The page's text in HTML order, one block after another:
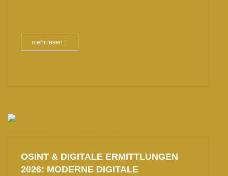
mehr lesen
OSINT & DIGITALE ERMITTLUNGEN
2026: MODERNE DIGITALE